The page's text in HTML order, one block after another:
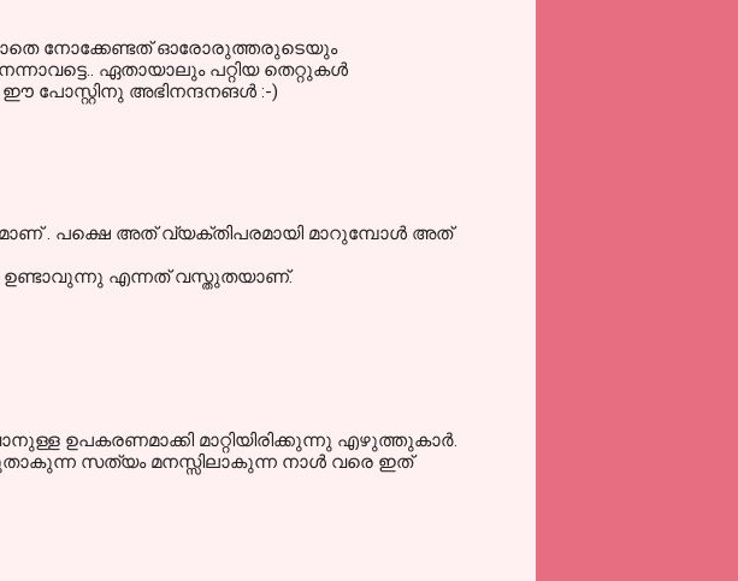
നോക്കേണ്ടത് ഓരോരുത്തരുടെയും
ഏതായാലും പറ്റിയ തെറ്റുകള്‍
ഈ പോസ്റ്റിനു അഭിനന്ദനങള്‍ :-)
. പക്ഷെ അത് വ്യക്തിപരമായി മാറുമ്പോള്‍ അത്
എന്നത് വസ്തുതയാണ്.
മാറ്റിയിരിക്കുന്നു എഴുത്തുകാര്‍.
സത്യം മനസ്സിലാകുന്ന നാള്‍ വരെ ഇത്